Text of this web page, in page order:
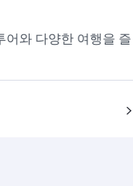
어와 다양한 여행을 즐